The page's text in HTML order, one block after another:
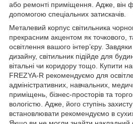
або ремонті приміщення. Адже, він
допомогою спеціальних затискачів.
Металевий корпус світильника
прекрасним акцентом як точкового,
освітлення вашого інтер’єру.
дизайну, світильник підійде для
вітальні чи коридору тощо. Купити
FREZYA-R рекомендуємо для
адміністративних, навчальних,
приміщень, бізнес-просторів та
вологістю. Адже, його ступінь
встановлювати рекомендуємо в